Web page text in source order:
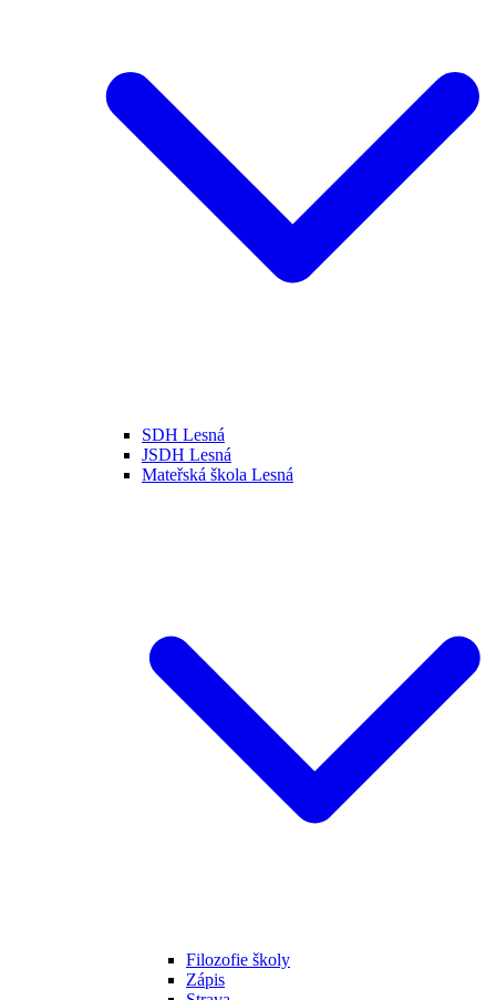
SDH Lesná
JSDH Lesná
Mateřská škola Lesná
Filozofie školy
Zápis